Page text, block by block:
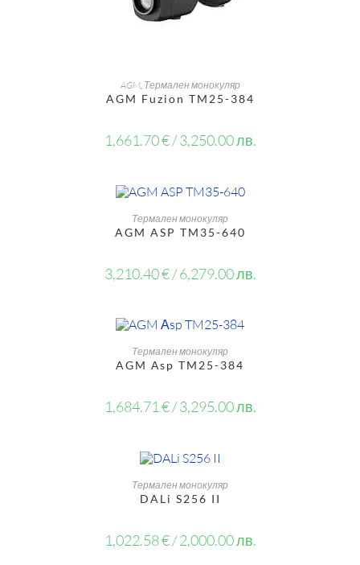
ДОБАВЯНЕ В КОЛИЧКАТА
AGM, Термален монокуляр
AGM Fuzion TM25-384
1,661.70€ / 3,250.00 лв.
Термален монокуляр
AGM ASP TM35-640
3,210.40€ / 6,279.00 лв.
ОЩЕ
Термален монокуляр
AGM Аsp TM25-384
1,684.71 € / 3,295.00 лв.
ДОБАВЯНЕ В КОЛИЧКАТА
Термален монокуляр
DALi S256 II
1,022.58€ / 2,000.00 лв.